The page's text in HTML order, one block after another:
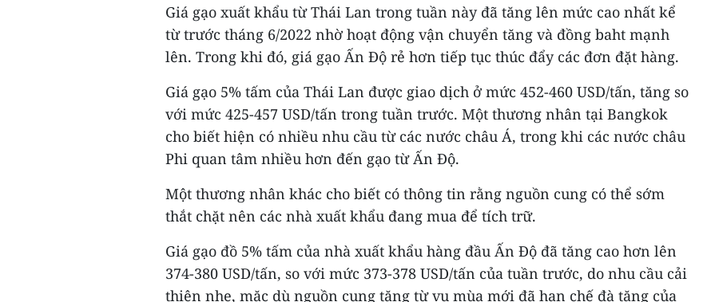
Giá gạo xuất khẩu từ Thái Lan trong tuần này đã tăng lên mức cao nhất kể
từ trước tháng 6/2022 nhờ hoạt động vận chuyển tăng và đồng baht mạnh
lên. Trong khi đó, giá gạo Ấn Độ rẻ hơn tiếp tục thúc đẩy các đơn đặt hàng.
Giá gạo 5% tấm của Thái Lan được giao dịch ở mức 452-460 USD/tấn, tăng so
với mức 425-457 USD/tấn trong tuần trước. Một thương nhân tại Bangkok
cho biết hiện có nhiều nhu cầu từ các nước châu Á, trong khi các nước châu
Phi quan tâm nhiều hơn đến gạo từ Ấn Độ.
Một thương nhân khác cho biết có thông tin rằng nguồn cung có thể sớm
thắt chặt nên các nhà xuất khẩu đang mua để tích trữ.
Giá gạo đồ 5% tấm của nhà xuất khẩu hàng đầu Ấn Độ đã tăng cao hơn lên
374-380 USD/tấn, so với mức 373-378 USD/tấn của tuần trước, do nhu cầu cải
thiện nhẹ, mặc dù nguồn cung tăng từ vụ mùa mới đã hạn chế đà tăng của